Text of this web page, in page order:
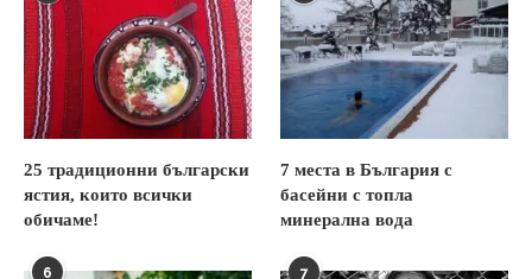
25 традиционни български
ястия, които всички
обичаме!
7 места в България с
басейни с топла
минерална вода
6 7